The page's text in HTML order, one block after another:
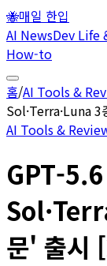
🐝매일 한입
AI NewsDev Life
How-to
홈/AI Tools &
Sol·Terra·Luna
AI Tools &
GPT-5.6
문' 출시